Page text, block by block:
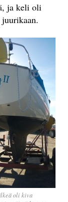
ja keli oli
oli kiva